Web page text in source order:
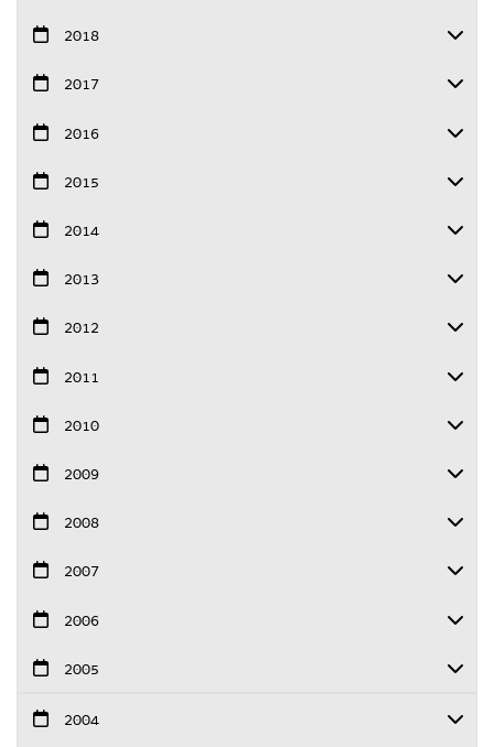
2018
2017
2016
2015
2014
2013
2012
2011
2010
2009
2008
2007
2006
2005
2004